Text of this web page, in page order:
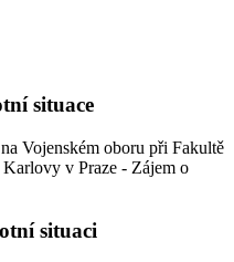
situace
Vojenském oboru při Fakultě
v Praze - Zájem o
situaci